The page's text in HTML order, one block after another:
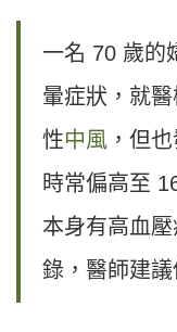
一名 70 歲的
暈症狀，就
性中風 ，但
時常偏高至
本身有高血
錄，醫師建